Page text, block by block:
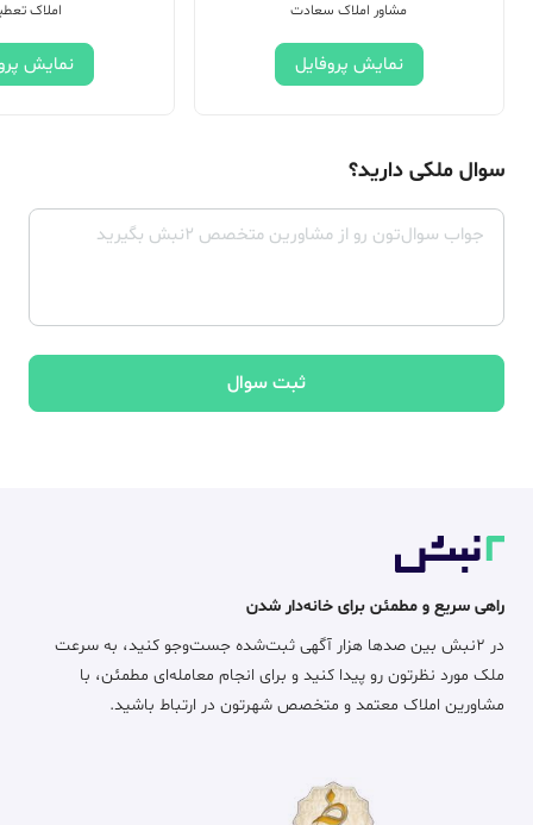
مشاور املاک سعادت
نمایش پروفایل
املاک
نمایش
سوال ملکی دارید؟
ثبت سوال
راهی سریع و مطمئن برای خانه‌دار شدن
در ۲نبش بین صدها هزار آگهی ثبت‌شده جست‌وجو کنید، به سرعت
ملک مورد نظرتون رو پیدا کنید و برای انجام معامله‌ای مطمئن، با
مشاورین املاک معتمد و متخصص شهرتون در ارتباط باشید.